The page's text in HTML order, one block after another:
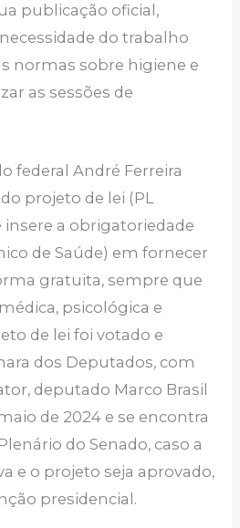
publicação oficial,
do trabalho
normas sobre higiene e
as sessões de
federal André Ferreira
projeto de lei (PL
insere a obrigatoriedade
de Saúde) em fornecer
gratuita, sempre que
psicológica e
de lei foi votado e
dos Deputados, com
deputado Marco Brasil
de 2024 e se encontra
do Senado, caso a
e o projeto seja aprovado,
presidencial.